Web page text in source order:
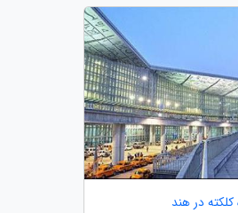
در هند